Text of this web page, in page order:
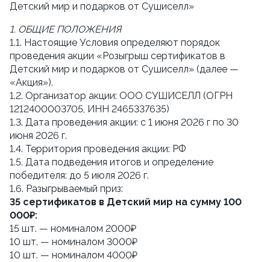
Детский мир и подарков от Сушиселл»
1. ОБЩИЕ ПОЛОЖЕНИЯ
1.1. Настоящие Условия определяют порядок
проведения акции «Розыгрыш сертификатов в
Детский мир и подарков от Сушиселл» (далее —
«Акция»).
1.2. Организатор акции: ООО СУШИСЕЛЛ (ОГРН
1212400003705, ИНН 2465337635)
1.3. Дата проведения акции: с 1 июня 2026 г по 30
июня 2026 г.
1.4. Территория проведения акции: РФ
1.5. Дата подведения итогов и определение
победителя: до 5 июля 2026 г.
1.6. Разыгрываемый приз:
35 сертификатов в Детский мир на сумму 100
000₽:
15 шт. — номиналом 2000₽
10 шт. — номиналом 3000₽
10 шт. — номиналом 4000₽